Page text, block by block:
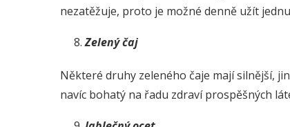
nezatěžuje, proto je možné denně užít
Zelený čaj
Některé druhy zeleného čaje mají silnější,
navíc bohatý na řadu zdraví prospěšných